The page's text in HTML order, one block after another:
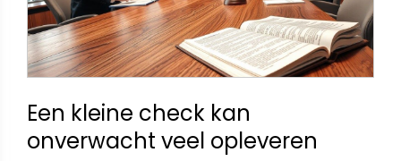
Een kleine check kan
onverwacht veel opleveren